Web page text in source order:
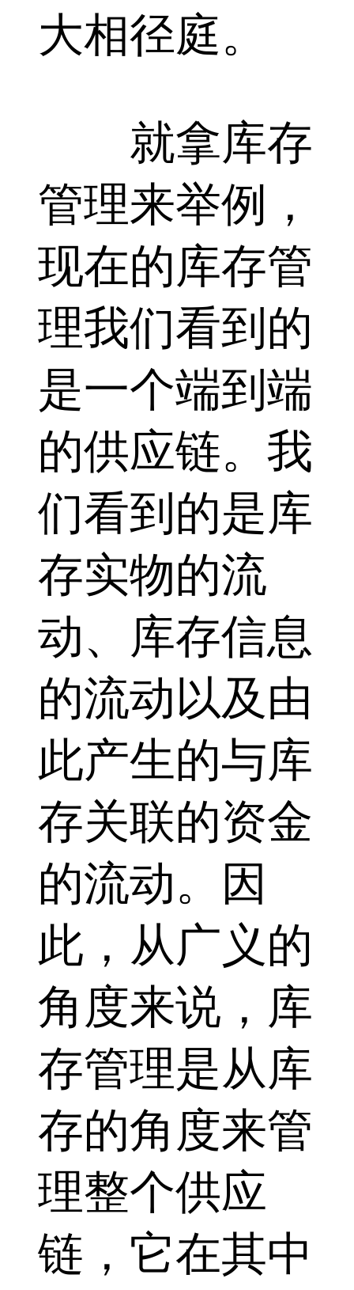
大相径庭。
就拿库存
管理来举例，
现在的库存管
理我们看到的
是一个端到端
的供应链。我
们看到的是库
存实物的流
动、库存信息
的流动以及由
此产生的与库
存关联的资金
的流动。因
此，从广义的
角度来说，库
存管理是从库
存的角度来管
理整个供应
链，它在其中